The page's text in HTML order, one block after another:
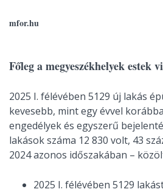
mfor.hu
Főleg a megyeszékhelyek estek
2025 I. félévében 5129 új lakás
kevesebb, mint egy évvel
engedélyek és egyszerű
lakások száma 12 830 volt, 43
2024 azonos időszakában –
2025 I. félévében 5129